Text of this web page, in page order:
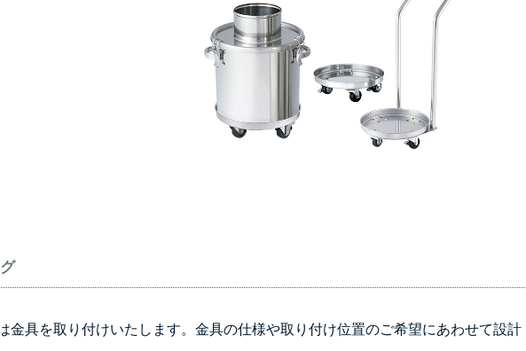
金具を取り付けいたします。金具の仕様や取り付け位置のご希望にあわせて設計